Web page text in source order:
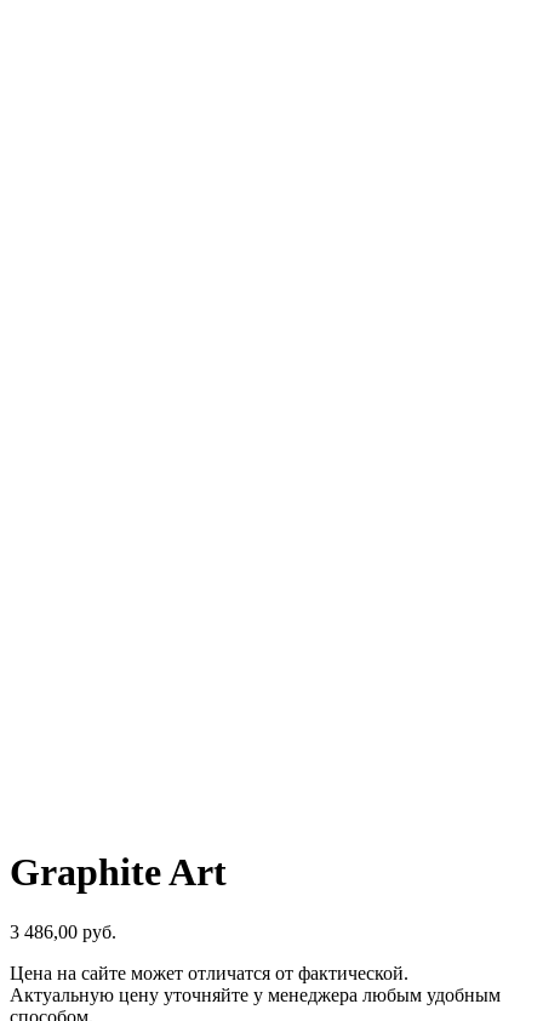
Graphite Art
3 486,00 руб.
Цена на сайте может отличатся от фактической.
Актуальную цену уточняйте у менеджера любым удобным
способом.